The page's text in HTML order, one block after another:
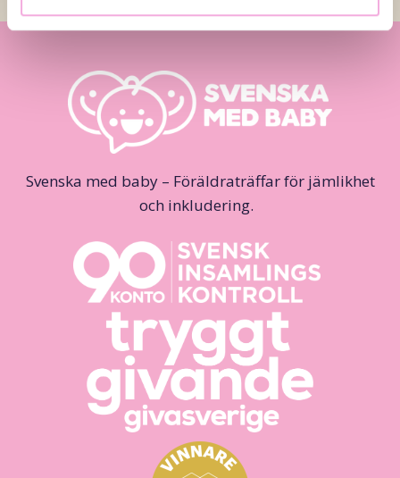
Svenska med baby – Föräldraträffar för jämlikhet
och inkludering.